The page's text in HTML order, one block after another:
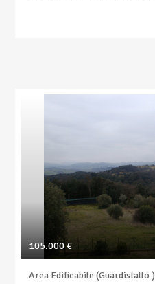
105.000 €
Area Edificabile (Guardistallo )